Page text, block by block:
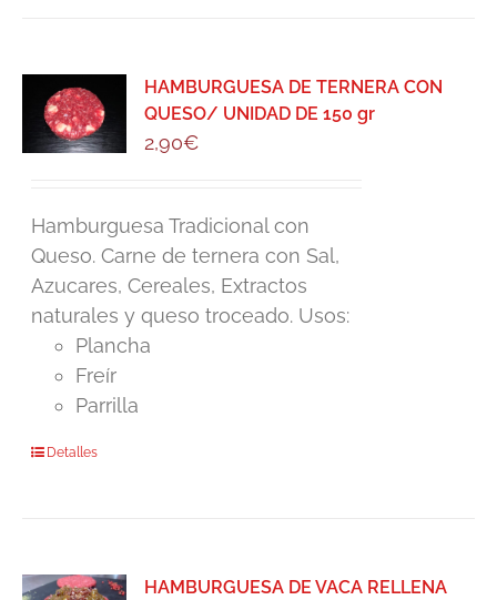
HAMBURGUESA DE TERNERA CON
QUESO/ UNIDAD DE 150 gr
2,90€
Hamburguesa Tradicional con
Queso. Carne de ternera con Sal,
Azucares, Cereales, Extractos
naturales y queso troceado. Usos:
Plancha
Freír
Parrilla
Detalles
HAMBURGUESA DE VACA RELLENA